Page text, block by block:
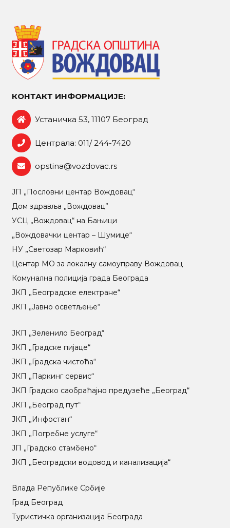
КОНТАКТ ИНФОРМАЦИЈЕ:
Устаничка 53, 11107 Београд
Централа: 011/ 244-7420
opstina@vozdovac.rs
ЈП „Пословни центар Вождовац“
Дом здравља „Вождовац”
УСЦ „Вождовац“ на Бањици
„Вождовачки центар – Шумице“
НУ „Светозар Марковић“
Центар МO за локалну самоуправу Вождовац
Комунална полиција града Београда
ЈКП „Београдске електране“
ЈКП „Јавно осветљење“
ЈКП „Зеленило Београд“
ЈКП „Градске пијаце“
ЈКП „Градска чистоћа“
ЈКП „Паркинг сервис“
ЈКП Градско саобраћајно предузеће „Београд“
ЈКП „Београд пут“
ЈКП „Инфостан“
ЈКП „Погребне услуге“
ЈП „Градско стамбено“
ЈКП „Београдски водовод и канализација“
Влада Републике Србије
Град Београд
Туристичка организација Београда